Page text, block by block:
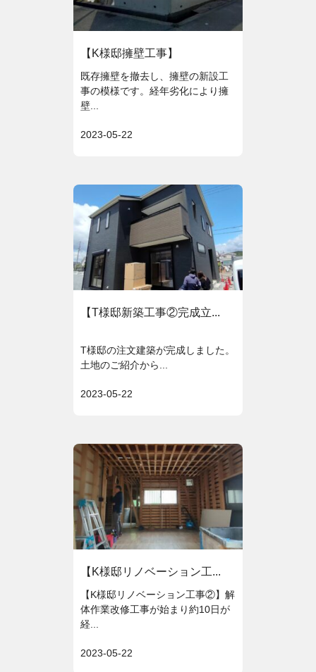
【K様邸擁壁工事】
既存擁壁を撤去し、擁壁の新設工
事の模様です。経年劣化により擁
壁...
2023-05-22
【T様邸新築工事②完成立...
T様邸の注文建築が完成しました。
土地のご紹介から...
2023-05-22
【K様邸リノベーション工...
【K様邸リノベーション工事②】解
体作業改修工事が始まり約10日が
経...
2023-05-22